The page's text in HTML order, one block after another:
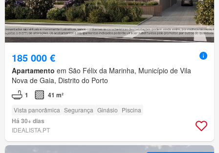
185 000 €
Apartamento em São Félix da Marinha, Município de Vila
Nova de Gaia, Distrito do Porto
1 41 m²
Vista panorâmica Segurança Ginásio Piscina
Há 30+ dias
IDEALISTA.PT